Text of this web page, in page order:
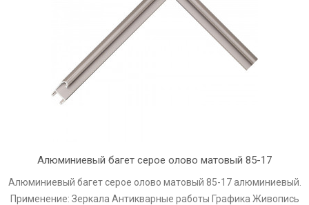
Алюминиевый багет серое олово матовый 85-17
Алюминиевый багет серое олово матовый 85-17 алюминиевый.
Применение: Зеркала Антикварные работы Графика Живопись